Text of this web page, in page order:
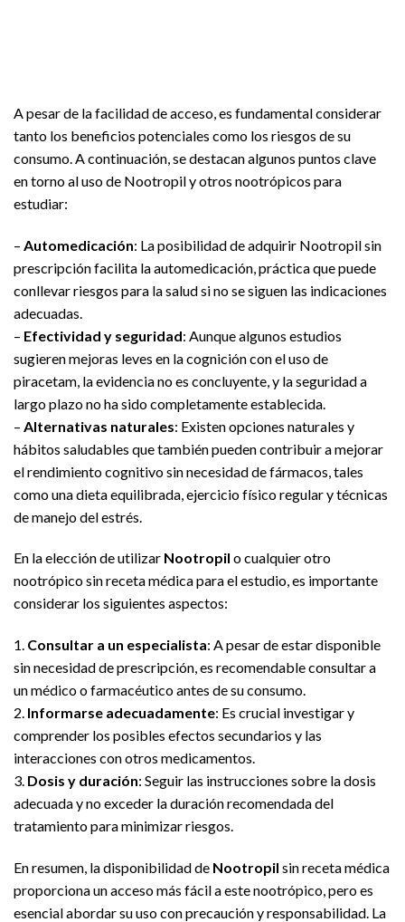
A pesar de la facilidad de acceso, es fundamental considerar
tanto los beneficios potenciales como los riesgos de su
consumo. A continuación, se destacan algunos puntos clave
en torno al uso de Nootropil y otros nootrópicos para
estudiar:
– Automedicación: La posibilidad de adquirir Nootropil sin
prescripción facilita la automedicación, práctica que puede
conllevar riesgos para la salud si no se siguen las indicaciones
adecuadas.
– Efectividad y seguridad: Aunque algunos estudios
sugieren mejoras leves en la cognición con el uso de
piracetam, la evidencia no es concluyente, y la seguridad a
largo plazo no ha sido completamente establecida.
– Alternativas naturales: Existen opciones naturales y
hábitos saludables que también pueden contribuir a mejorar
el rendimiento cognitivo sin necesidad de fármacos, tales
como una dieta equilibrada, ejercicio físico regular y técnicas
de manejo del estrés.
En la elección de utilizar Nootropil o cualquier otro
nootrópico sin receta médica para el estudio, es importante
considerar los siguientes aspectos:
1. Consultar a un especialista: A pesar de estar disponible
sin necesidad de prescripción, es recomendable consultar a
un médico o farmacéutico antes de su consumo.
2. Informarse adecuadamente: Es crucial investigar y
comprender los posibles efectos secundarios y las
interacciones con otros medicamentos.
3. Dosis y duración: Seguir las instrucciones sobre la dosis
adecuada y no exceder la duración recomendada del
tratamiento para minimizar riesgos.
En resumen, la disponibilidad de Nootropil sin receta médica
proporciona un acceso más fácil a este nootrópico, pero es
esencial abordar su uso con precaución y responsabilidad. La